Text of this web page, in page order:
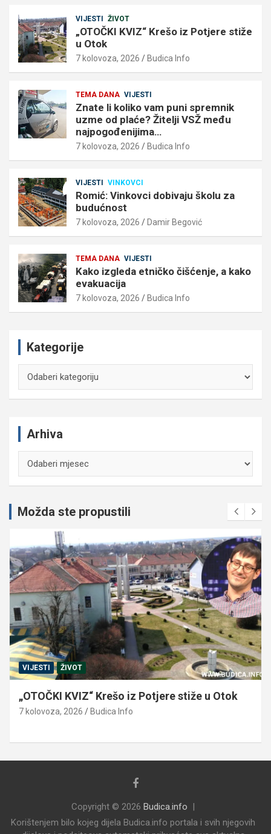
VIJESTI ŽIVOT
„OTOČKI KVIZ“ Krešo iz Potjere stiže
u Otok
7 kolovoza, 2026 Budica Info
TEMA DANA VIJESTI
Znate li koliko vam puni spremnik
uzme od plaće? Žitelji VSŽ među
najpogođenijima…
7 kolovoza, 2026 Budica Info
VIJESTI VINKOVCI
Romić: Vinkovci dobivaju školu za
budućnost
7 kolovoza, 2026 Damir Begović
TEMA DANA VIJESTI
Kako izgleda etničko čišćenje, a kako
evakuacija
7 kolovoza, 2026 Budica Info
Kategorije
Arhiva
Možda ste propustili
VIJESTI ŽIVOT
„OTOČKI KVIZ“ Krešo iz Potjere stiže u Otok
7 kolovoza, 2026 Budica Info
Copyright © 2026 Budica.info
Korištenjem bilo kojeg dijela Budica.info portala i svih njegovih